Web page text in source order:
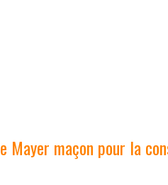
Mayer maçon pour la